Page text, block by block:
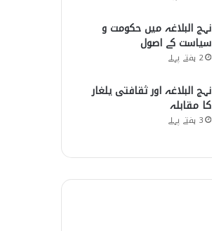
نہج البلاغہ میں حکومت و
سیاست کے اصول
2 ہفتے پہلے
نہج البلاغہ اور ثقافتی یلغار
کا مقابلہ
3 ہفتے پہلے